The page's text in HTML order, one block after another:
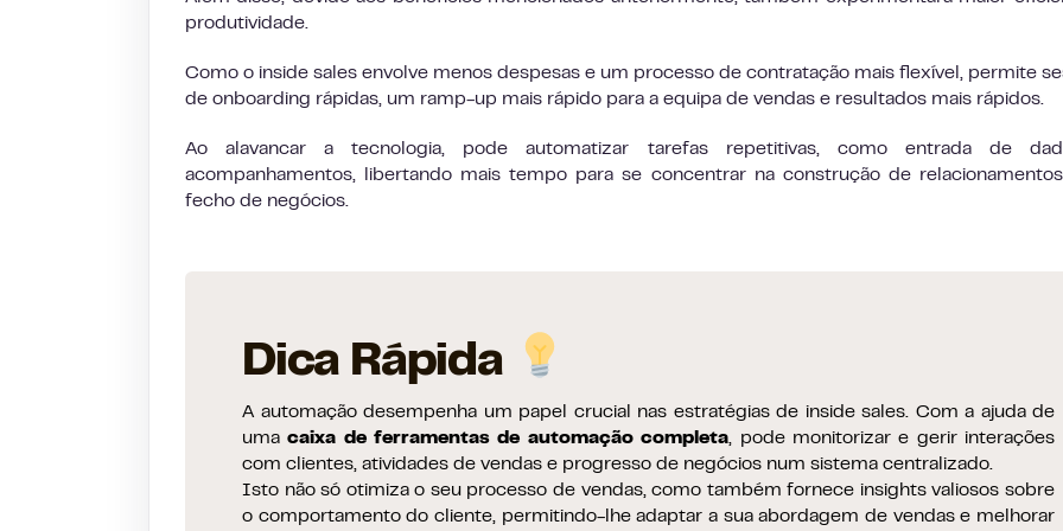
produtividade.
Como o inside sales envolve menos despesas e um processo de contratação mais flexível, permite
de onboarding rápidas, um ramp-up mais rápido para a equipa de vendas e resultados mais rápidos.
Ao alavancar a tecnologia, pode automatizar tarefas repetitivas, como entrada de
acompanhamentos, libertando mais tempo para se concentrar na construção de
fecho de negócios.
Dica Rápida
A automação desempenha um papel crucial nas estratégias de inside sales. Com a ajuda de
umacaixa de ferramentas de automação completa, pode monitorizar e gerir interações
com clientes, atividades de vendas e progresso de negócios num sistema centralizado.
Isto não só otimiza o seu processo de vendas, como também fornece insights valiosos sobre
o comportamento do cliente, permitindo-lhe adaptar a sua abordagem de vendas e melhorar